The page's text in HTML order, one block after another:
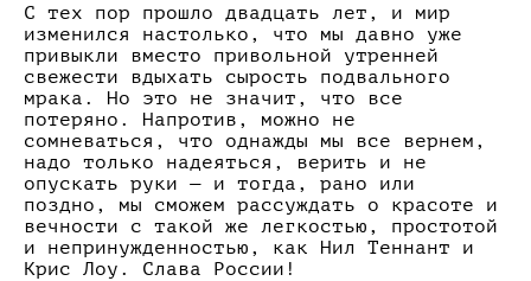
С тех пор прошло двадцать лет, и мир
изменился настолько, что мы давно уже
привыкли вместо привольной утренней
свежести вдыхать сырость подвального
мрака. Но это не значит, что все
потеряно. Напротив, можно не
сомневаться, что однажды мы все вернем,
надо только надеяться, верить и не
опускать руки — и тогда, рано или
поздно, мы сможем рассуждать о красоте и
вечности с такой же легкостью, простотой
и непринужденностью, как Нил Теннант и
Крис Лоу. Слава России!